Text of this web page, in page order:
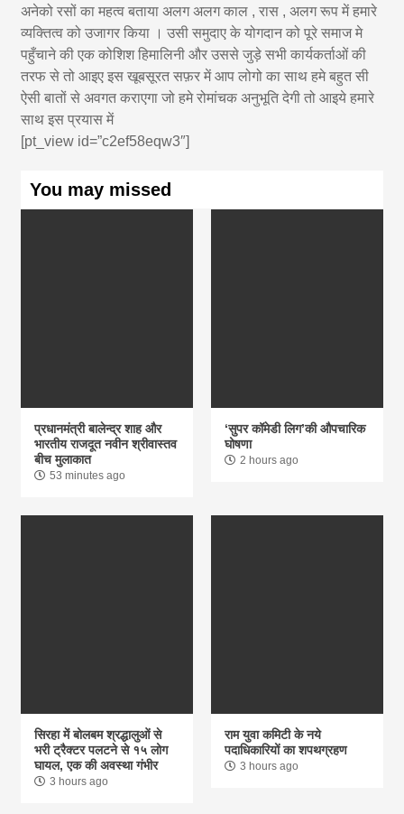
अनेको रसों का महत्व बताया अलग अलग काल , रास , अलग रूप में हमारे
व्यक्तित्व को उजागर किया । उसी समुदाए के योगदान को पूरे समाज मे
पहुँचाने की एक कोशिश हिमालिनी और उससे जुड़े सभी कार्यकर्ताओं की
तरफ से तो आइए इस खूबसूरत सफ़र में आप लोगो का साथ हमे बहुत सी
ऐसी बातों से अवगत कराएगा जो हमे रोमांचक अनुभूति देगी तो आइये हमारे
साथ इस प्रयास में
[pt_view id=”c2ef58eqw3″]
You may missed
प्रधानमंत्री बालेन्द्र शाह और
भारतीय राजदूत नवीन श्रीवास्तव
बीच मुलाकात
53 minutes ago
‘सुपर कॉमेडी लिग’की औपचारिक
घोषणा
2 hours ago
सिरहा में बोलबम श्रद्धालुओं से
भरी ट्रैक्टर पलटने से १५ लोग
घायल, एक की अवस्था गंभीर
3 hours ago
राम युवा कमिटी के नये
पदाधिकारियों का शपथग्रहण
3 hours ago